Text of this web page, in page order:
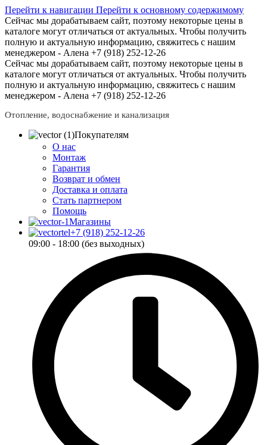
Перейти к навигации Перейти к основному содержимому
Сейчас мы дорабатываем сайт, поэтому некоторые цены в
каталоге могут отличаться от актуальных. Чтобы получить
полную и актуальную информацию, свяжитесь с нашим
менеджером - Алена +7 (918) 252-12-26
Сейчас мы дорабатываем сайт, поэтому некоторые цены в
каталоге могут отличаться от актуальных. Чтобы получить
полную и актуальную информацию, свяжитесь с нашим
менеджером - Алена +7 (918) 252-12-26
Отопление, водоснабжение и канализация
Покупателям
О нас
Монтаж
Гарантия
Возврат и обмен
Доставка и оплата
Стать партнером
Помощь
Магазины
+7 (918) 252-12-26
09:00 - 18:00 (без выходных)